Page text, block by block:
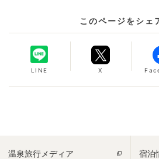
このページをシェ
LINE X
温泉旅行メディア 宿泊